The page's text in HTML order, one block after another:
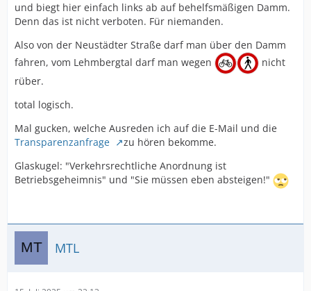
und biegt hier einfach links ab auf behelfsmäßigen Damm.
Denn das ist nicht verboten. Für niemanden.
Also von der Neustädter Straße darf man über den Damm
fahren, vom Lehmbergtal darf man wegen
nicht
rüber.
total logisch.
Mal gucken, welche Ausreden ich auf die E-Mail und die
Transparenzanfrage
zu hören bekomme.
Glaskugel: "Verkehrsrechtliche Anordnung ist
Betriebsgeheimnis" und "Sie müssen eben absteigen!"
MTL